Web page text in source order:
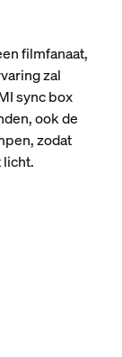
filmfanaat,
zal
sync box
ook de
zodat
licht.